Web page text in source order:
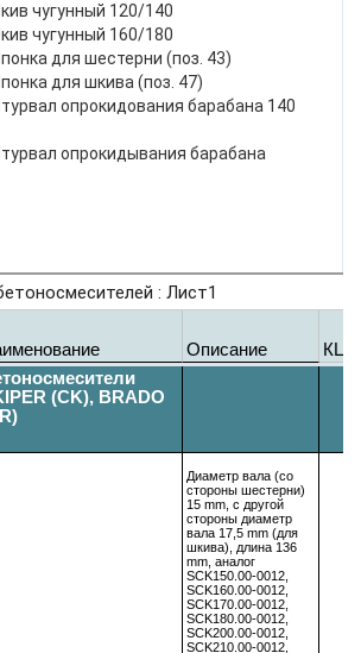
чугунный 120/140
чугунный 160/180
для шестерни (поз. 43)
для шкива (поз. 47)
опрокидования барабана 140
опрокидывания барабана